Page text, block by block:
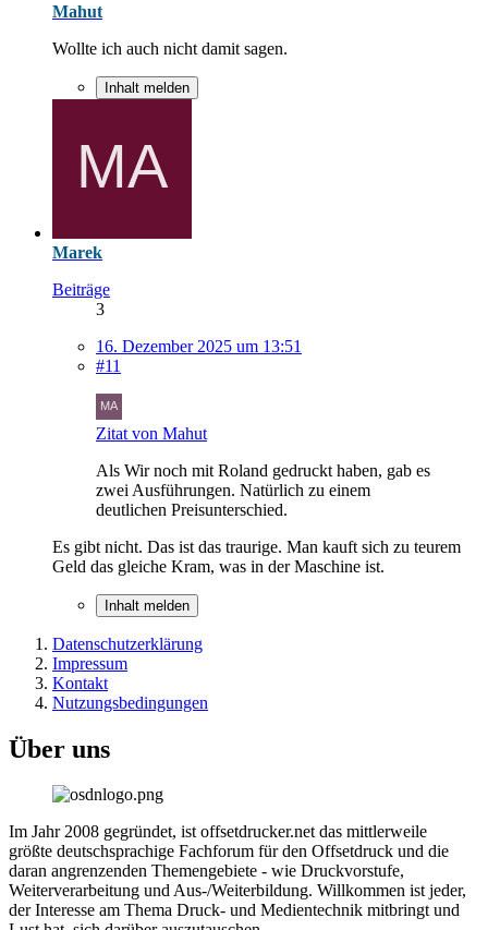
Mahut
Wollte ich auch nicht damit sagen.
Inhalt melden
Marek
Beiträge
3
16. Dezember 2025 um 13:51
#11
Zitat von Mahut
Als Wir noch mit Roland gedruckt haben, gab es
zwei Ausführungen. Natürlich zu einem
deutlichen Preisunterschied.
Es gibt nicht. Das ist das traurige. Man kauft sich zu teurem
Geld das gleiche Kram, was in der Maschine ist.
Inhalt melden
Datenschutzerklärung
Impressum
Kontakt
Nutzungsbedingungen
Über uns
Im Jahr 2008 gegründet, ist offsetdrucker.net das mittlerweile
größte deutschsprachige Fachforum für den Offsetdruck und die
daran angrenzenden Themengebiete - wie Druckvorstufe,
Weiterverarbeitung und Aus-/Weiterbildung. Willkommen ist jeder,
der Interesse am Thema Druck- und Medientechnik mitbringt und